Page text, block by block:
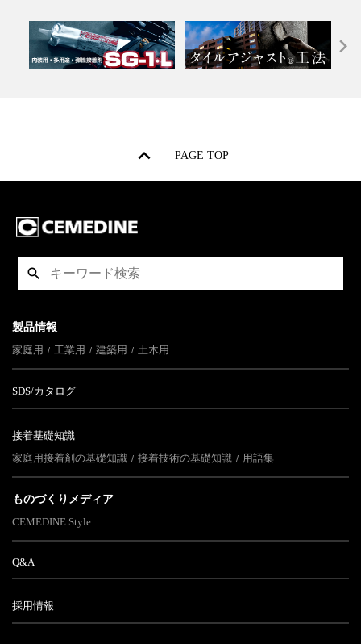
PAGE TOP
製品情報
家庭用
工業用 建築用 土木用
SDS/カタログ
接着基礎知識
家庭用接着剤の基礎知識
接着技術の基礎知識 用語集
ものづくりメディア
CEMEDINE Style
Q&A
採用情報